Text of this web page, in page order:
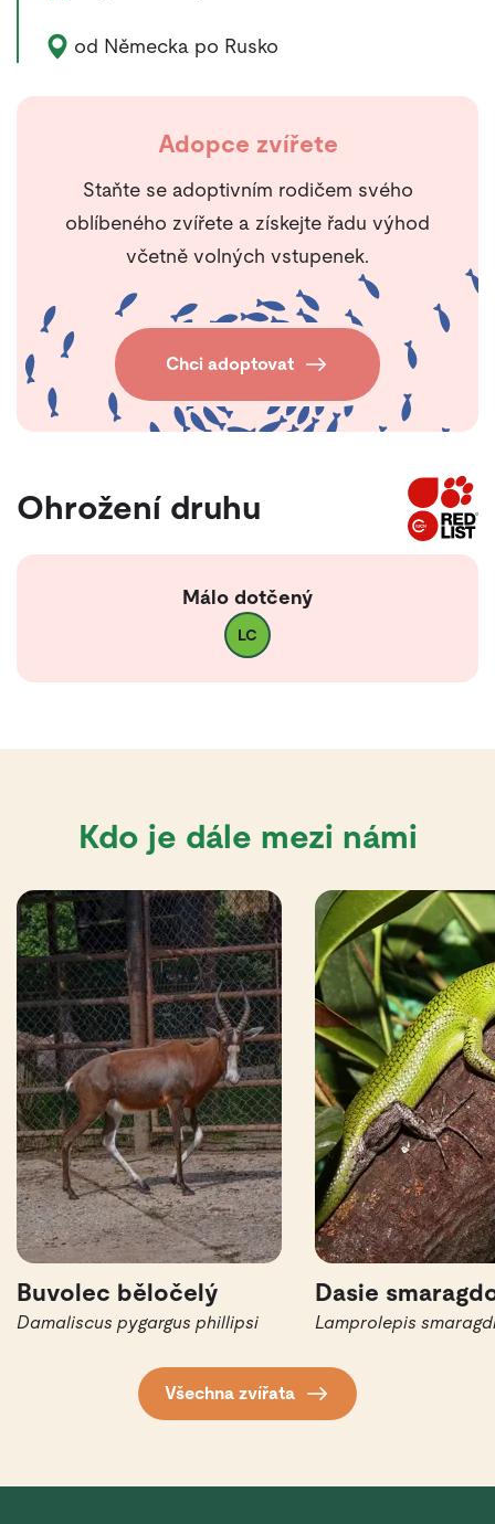
Výskyt zvířete:
od Německa po Rusko
Adopce zvířete
Staňte se adoptivním rodičem svého
oblíbeného zvířete a získejte řadu výhod
včetně volných vstupenek.
Chci adoptovat
Ohrožení druhu
Málo dotčený
LC
Kdo je dále mezi námi
Buvolec běločelý
Damaliscus pygargus phillipsi
Dasie
Lamprolepis
Všechna zvířata